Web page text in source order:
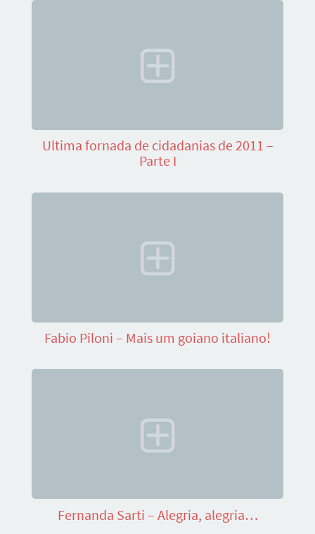
Ultima fornada de cidadanias de 2011 –
Parte I
Fabio Piloni – Mais um goiano italiano!
Fernanda Sarti – Alegria, alegria…